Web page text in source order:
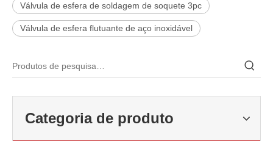
Válvula de esfera de soldagem de soquete 3pc
Válvula de esfera flutuante de aço inoxidável
Categoria de produto
J-VALVES fabrica válvula de esfera de alta temperatura em aço